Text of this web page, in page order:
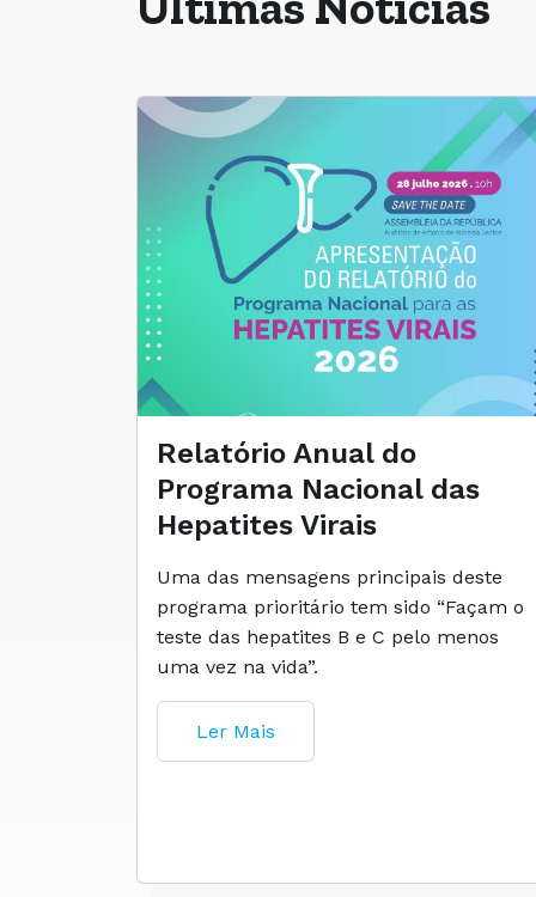
Relatório Anual do
Programa Nacional das
Hepatites Virais
Uma das mensagens principais deste
programa prioritário tem sido “Façam o
teste das hepatites B e C pelo menos
uma vez na vida”.
Ler Mais